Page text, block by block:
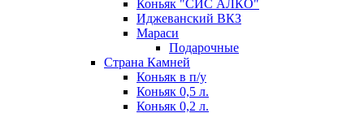
Коньяк "СИС АЛКО"
Иджеванский ВКЗ
Мараси
Подарочные
Страна Камней
Коньяк в п/у
Коньяк 0,5 л.
Коньяк 0,2 л.